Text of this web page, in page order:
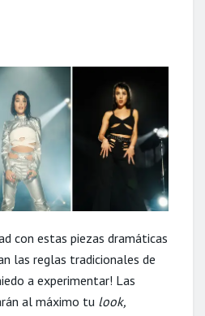
con estas piezas dramáticas
las reglas tradicionales de
a experimentar! Las
al máximo tu look,